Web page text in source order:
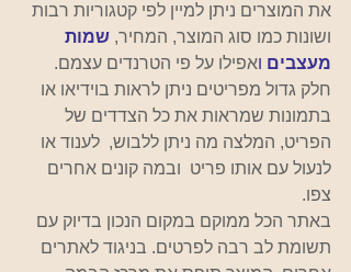
את המוצרים ניתן למיין לפי קטגוריות רבות
ושונות כמו סוג המוצר, המחיר, שמות
מעצבים ואפילו על פי הטרנדים עצמם.
חלק גדול מפריטים ניתן לראות בוידיאו או
בתמונות שמראות את כל הצדדים של
הפריט, המלצה מה ניתן ללבוש,  לענוד או
לנעול עם אותו פריט  ובמה קונים אחרים
צפו.
באתר הכל ממוקם במקום הנכון בדיוק עם
תשומת לב רבה לפרטים. בניגוד לאתרים